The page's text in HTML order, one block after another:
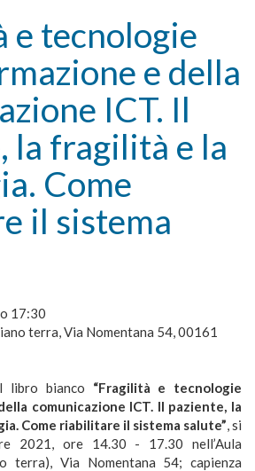
e tecnologie
e della
ICT. Il
la fragilità e la
Come
il sistema
17:30
terra, Via Nomentana 54, 00161
libro bianco “Fragilità e tecnologie
comunicazione ICT. Il paziente, la
Come riabilitare il sistema salute”, si
2021, ore 14.30 - 17.30 nell’Aula
terra), Via Nomentana 54; capienza